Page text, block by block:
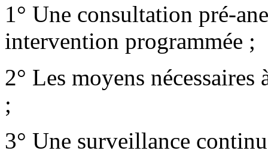
1° Une consultation pré-
intervention programmée ;
2° Les moyens
;
3° Une surveillance